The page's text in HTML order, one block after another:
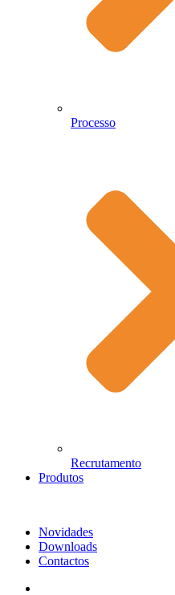
Processo
Recrutamento
Produtos
Novidades
Downloads
Contactos